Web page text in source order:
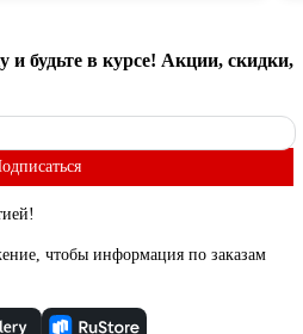
и будьте в курсе! Акции, скидки,
чтобы информация по заказам